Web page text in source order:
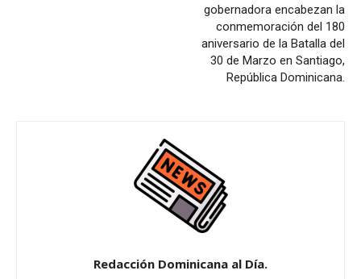
gobernadora encabezan la
conmemoración del 180
aniversario de la Batalla del
30 de Marzo en Santiago,
República Dominicana.
Redacción Dominicana al Día.